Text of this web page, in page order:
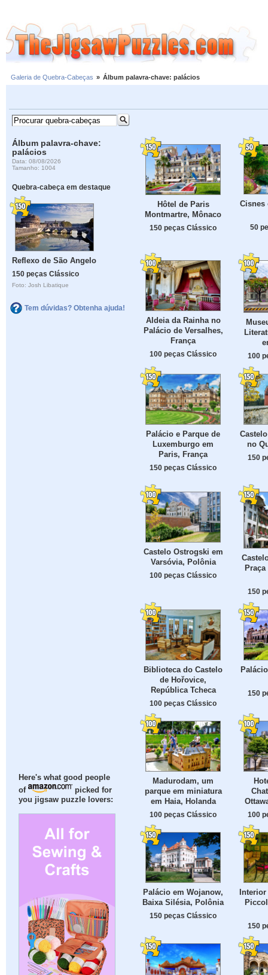
Galeria de Quebra-Cabeças » Álbum palavra-chave: palácios
Álbum palavra-chave:
palácios
Data: 08/08/2026
Tamanho: 1004
Quebra-cabeça em destaque
Reflexo de São Angelo
150 peças Clássico
Foto: Josh Libatique
Tem dúvidas? Obtenha ajuda!
Here's what good people
of
picked for
you jigsaw puzzle lovers:
Hôtel de Paris
Montmartre, Mônaco
150 peças Clássico
Cisnes
50
Aldeia da Rainha no
Palácio de Versalhes,
França
100 peças Clássico 100
Palácio e Parque de
Luxemburgo em
Paris, França
150 peças Clássico
no
150
Castelo Ostrogski em
Varsóvia, Polônia
100 peças Clássico
150
Biblioteca do Castelo
de Hořovice,
República Tcheca
100 peças Clássico
150
Madurodam, um
parque em miniatura
em Haia, Holanda
100 peças Clássico 100
Palácio em Wojanow,
Baixa Silésia, Polônia
150 peças Clássico
Interior
150